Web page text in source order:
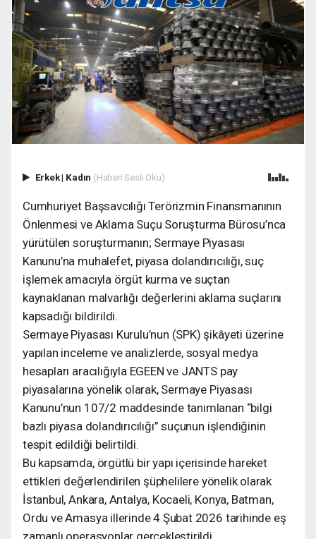
Erkek| Kadın (Haberi Sesli Oku)
Cumhuriyet Başsavcılığı Terörizmin Finansmanının
Önlenmesi ve Aklama Suçu Soruşturma Bürosu’nca
yürütülen soruşturmanın; Sermaye Piyasası
Kanunu’na muhalefet, piyasa dolandırıcılığı, suç
işlemek amacıyla örgüt kurma ve suçtan
kaynaklanan malvarlığı değerlerini aklama suçlarını
kapsadığı bildirildi.
Sermaye Piyasası Kurulu’nun (SPK) şikâyeti üzerine
yapılan inceleme ve analizlerde, sosyal medya
hesapları aracılığıyla EGEEN ve JANTS pay
piyasalarına yönelik olarak, Sermaye Piyasası
Kanunu’nun 107/2 maddesinde tanımlanan “bilgi
bazlı piyasa dolandırıcılığı” suçunun işlendiğinin
tespit edildiği belirtildi.
Bu kapsamda, örgütlü bir yapı içerisinde hareket
ettikleri değerlendirilen şüphelilere yönelik olarak
İstanbul, Ankara, Antalya, Kocaeli, Konya, Batman,
Ordu ve Amasya illerinde 4 Şubat 2026 tarihinde eş
zamanlı operasyonlar gerçekleştirildi.